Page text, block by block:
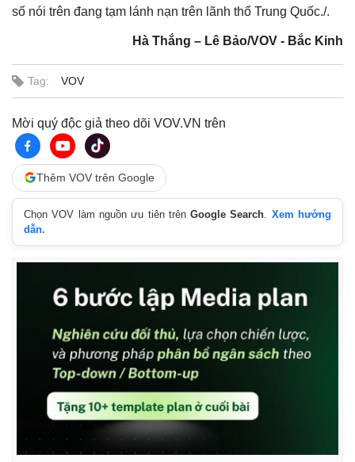
Thế giới
Quan sát
Cuộc sống đó đây
Multimedia
Video
Ảnh
Infographic
số nói trên đang tạm lánh nạn trên lãnh thổ Trung Quốc./.
Hà Thắng – Lê Bảo/VOV - Bắc Kinh
Tag: VOV
Mời quý độc giả theo dõi VOV.VN trên
Thêm VOV trên Google
Chọn VOV làm nguồn ưu tiên trênGoogle Search
Xem hướng
dẫn.